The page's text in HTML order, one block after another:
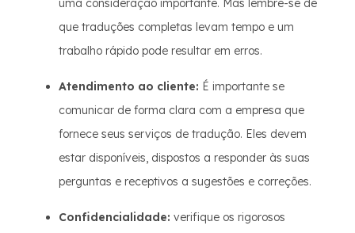
uma consideração importante. Mas lembre-se de
que traduções completas levam tempo e um
trabalho rápido pode resultar em erros.
Atendimento ao cliente: É importante se
comunicar de forma clara com a empresa que
fornece seus serviços de tradução. Eles devem
estar disponíveis, dispostos a responder às suas
perguntas e receptivos a sugestões e correções.
Confidencialidade: verifique os rigorosos